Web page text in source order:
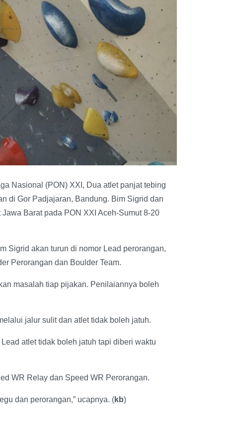
Nasional (PON) XXI, Dua atlet panjat tebing
di Gor Padjajaran, Bandung. Bim Sigrid dan
Barat pada PON XXI Aceh-Sumut 8-20
Sigrid akan turun di nomor Lead perorangan,
Perorangan dan Boulder Team.
masalah tiap pijakan. Penilaiannya boleh
jalur sulit dan atlet tidak boleh jatuh.
atlet tidak boleh jatuh tapi diberi waktu
WR Relay dan Speed WR Perorangan.
dan perorangan,” ucapnya. (kb)